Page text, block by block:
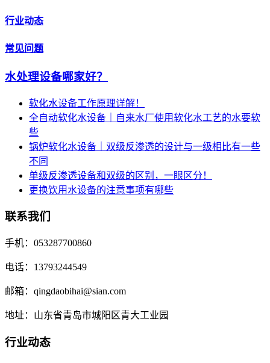
行业动态
常见问题
水处理设备哪家好？
软化水设备工作原理详解！
全自动软化水设备｜自来水厂使用软化水工艺的水要软
些
锅炉软化水设备｜双级反渗透的设计与一级相比有一些
不同
单级反渗透设备和双级的区别，一眼区分！
更换饮用水设备的注意事项有哪些
联系我们
手机：053287700860
电话：13793244549
邮箱：qingdaobihai@sian.com
地址：山东省青岛市城阳区青大工业园
行业动态